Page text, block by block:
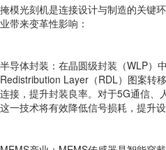
掩模光刻机是连接设计与制造的关键
业带来变革性影响：
半导体封装：在晶圆级封装（WLP）
Redistribution Layer（RDL）图案转
连接，提升封装良率。对于5G通信、
这一技术将有效降低信号损耗，提升